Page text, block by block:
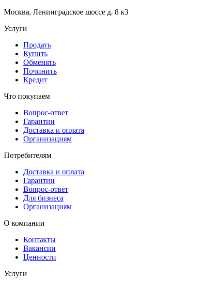
Москва, Ленинградское шоссе д. 8 к3
Услуги
Продать
Купить
Обменять
Починить
Кредит
Что покупаем
Вопрос-ответ
Гарантии
Доставка и оплата
Организациям
Потребителям
Доставка и оплата
Гарантии
Вопрос-ответ
Для бизнеса
Организациям
О компании
Контакты
Вакансии
Ценности
Услуги